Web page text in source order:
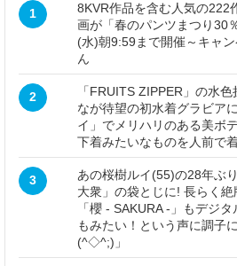
1
8KVR作品を含む人気の222
画が「春のパンツまつり30
(水)朝9:59まで開催～キャ
ん
2
「FRUITS ZIPPER」の水
なが待望の初水着グラビア
イ」でメリハリのある美ボ
下着みたいなものを人前で
3
あの桜樹ルイ(55)の28年ぶ
大衆」の袋とじに! 長らく
「櫻 - SAKURA -」もデジ
もみたい！という声に調子
(^◇^;)」